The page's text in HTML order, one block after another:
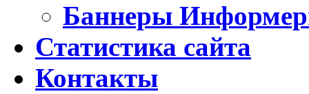
Баннеры
Статистика сайта
Контакты